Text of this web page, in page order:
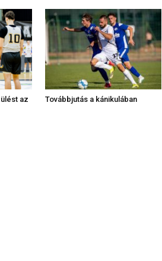
az
Továbbjutás a kánikulában